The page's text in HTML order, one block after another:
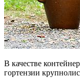
В качестве
гортензии